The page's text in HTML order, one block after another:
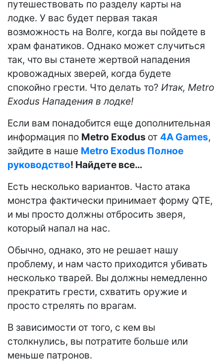
путешествовать по разделу карты на
лодке. У вас будет первая такая
возможность на Волге, когда вы пойдете в
храм фанатиков. Однако может случиться
так, что вы станете жертвой нападения
кровожадных зверей, когда будете
спокойно грести. Что делать то? Итак, Metro
Exodus Нападения в лодке!
Если вам понадобится еще дополнительная
информация по Metro Exodus от 4A Games,
зайдите в наше Metro Exodus Полное
руководство! Найдете все…
Есть несколько вариантов. Часто атака
монстра фактически принимает форму QTE,
и мы просто должны отбросить зверя,
который напал на нас.
Обычно, однако, это не решает нашу
проблему, и нам часто приходится убивать
несколько тварей. Вы должны немедленно
прекратить грести, схватить оружие и
просто стрелять по врагам.
В зависимости от того, с кем вы
столкнулись, вы потратите больше или
меньше патронов.